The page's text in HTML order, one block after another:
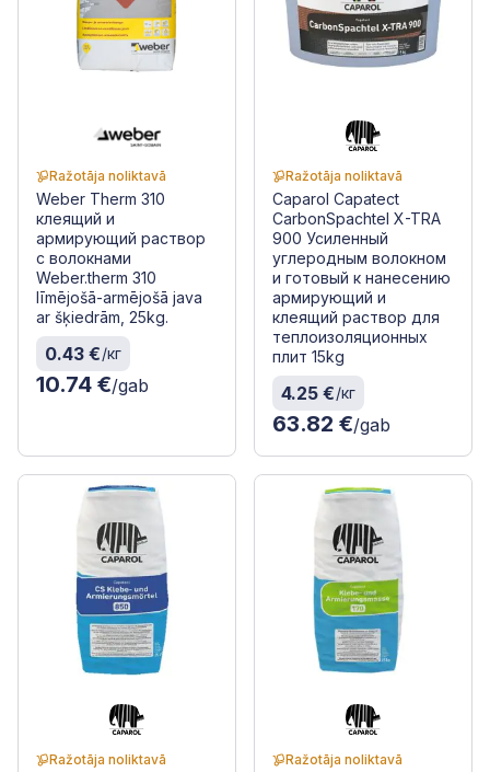
Ražotāja noliktavā
Weber Therm 310
клеящий и
армирующий раствор
с волокнами
Weber.therm 310
līmējošā-armējošā java
ar šķiedrām, 25kg.
0.43 €/кг
10.74 €/gab
Ražotāja noliktavā
Caparol Capatect
CarbonSpachtel X-TRA
900 Усиленный
углеродным волокном
и готовый к нанесению
армирующий и
клеящий раствор для
теплоизоляционных
плит 15kg
4.25 €/кг
63.82 €/gab
Ražotāja noliktavā Ražotāja noliktavā